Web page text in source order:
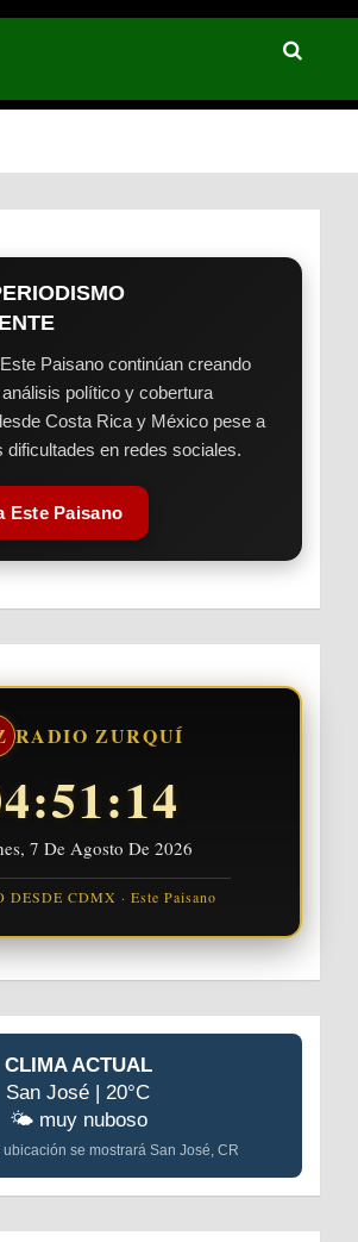
Paisano continúan creando
político y cobertura
Costa Rica y México pese a
dificultades en redes sociales.
Este Paisano
RADIO ZURQUÍ
7 De Agosto De 2026
DESDE CDMX · Este Paisano
CLIMA ACTUAL
San José | 20°C
🌤️ muy nuboso
se mostrará San José, CR